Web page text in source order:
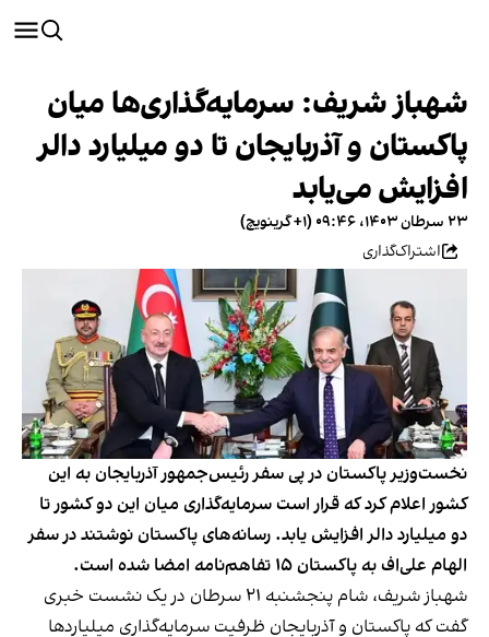
شهباز شریف: سرمایه‌گذاری‌ها میان
پاکستان و آذربایجان تا دو میلیارد دالر
افزایش می‌یابد
۲۳ سرطان ۱۴۰۳، ۰۹:۴۶ (‎+۱ گرینویچ)
اشتراک‌گذاری
نخست‌وزیر پاکستان در پی سفر رئیس‌جمهور آذربایجان به این
کشور اعلام کرد که قرار است سرمایه‌گذاری میان این دو کشور تا
دو میلیارد دالر افزایش یابد. رسانه‌های پاکستان نوشتند در سفر
الهام علی‌اف به پاکستان ۱۵ تفاهم‌نامه امضا شده است.
شهباز شریف، شام پنجشنبه ۲۱ سرطان در یک نشست خبری
گفت که پاکستان و آذربایجان ظرفیت سرمایه‌گذاری میلیاردها